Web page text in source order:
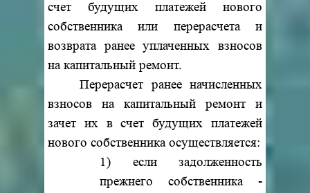
счет будущих платежей нового
собственника или перерасчета и
возврата ранее уплаченных взносов
на капитальный ремонт.
Перерасчет ранее начисленных
взносов на капитальный ремонт и
зачет их в счет будущих платежей
нового собственника осуществляется:
1) если задолженность
прежнего собственника -